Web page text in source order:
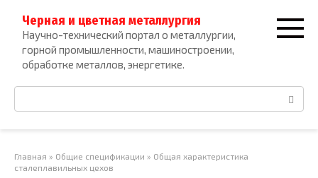
контенту
Черная и цветная металлургия
Научно-технический портал о металлургии,
горной промышленности, машиностроении,
обработке металлов, энергетике.
Поиск:
Главная » Общие спецификации » Общая характеристика
сталеплавильных цехов